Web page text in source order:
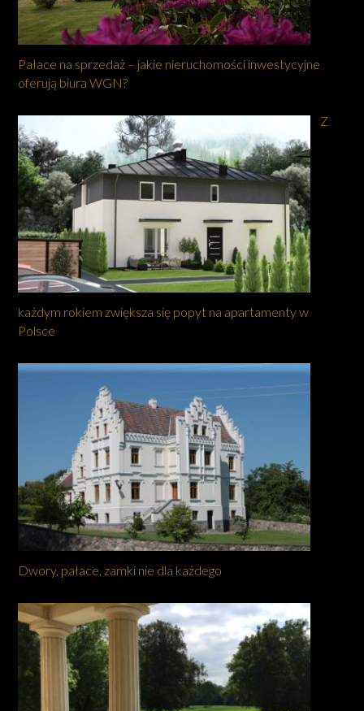
Pałace na sprzedaż – jakie nieruchomości inwestycyjne
oferują biura WGN?
Z
każdym rokiem zwiększa się popyt na apartamenty w
Polsce
Dwory, pałace, zamki nie dla każdego